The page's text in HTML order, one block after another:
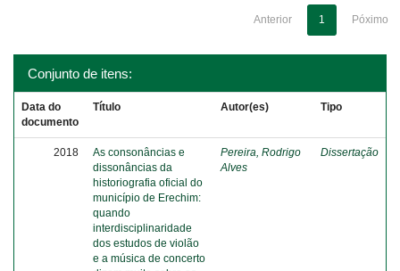
Anterior 1 Póximo
Conjunto de itens:
Data do
documento
Título Autor(es) Tipo
2018
As consonâncias e
dissonâncias da
historiografia oficial do
município de Erechim:
quando
interdisciplinaridade
dos estudos de violão
e a música de concerto
Pereira, Rodrigo
Alves
Dissertação